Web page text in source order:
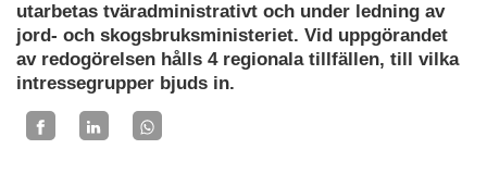
utarbetas tväradministrativt och under ledning av
jord- och skogsbruksministeriet. Vid uppgörandet
av redogörelsen hålls 4 regionala tillfällen, till vilka
intressegrupper bjuds in.